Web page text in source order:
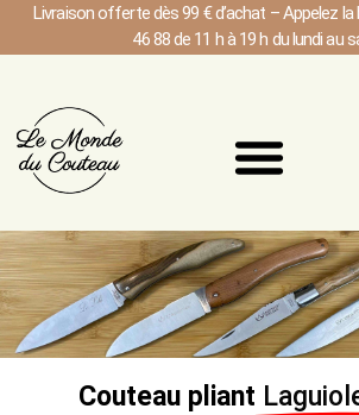
Livraison offerte dès 99 € d’achat – Appelez la
46 88 de 11 h à 19 h du lundi au
Couteau pliant